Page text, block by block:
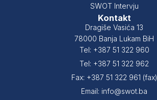
SWOT Intervju
Kontakt
Dragiše Vasića 13
78000 Banja Lukam BiH
Tel: +387 51 322 960
Tel: +387 51 322 962
Fax: +387 51 322 961 (fax)
Email: info@swot.ba